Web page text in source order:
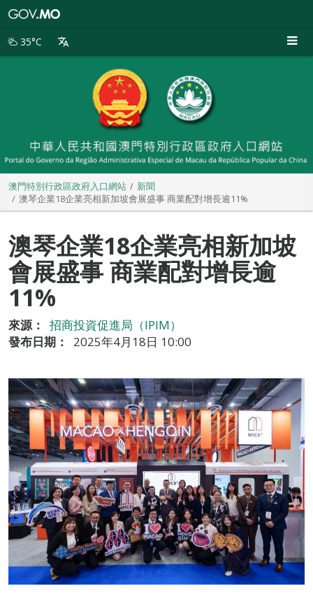
別
35°C
澳門特別行政區政府入口網站
新聞
澳琴企業18企業亮相新加坡會展盛事 商業配對增長逾11%
澳琴企業18企業亮相新加坡
會展盛事 商業配對增長逾
11%
來源：
招商投資促進局（IPIM）
發布日期：
2025年4月18日 10:00